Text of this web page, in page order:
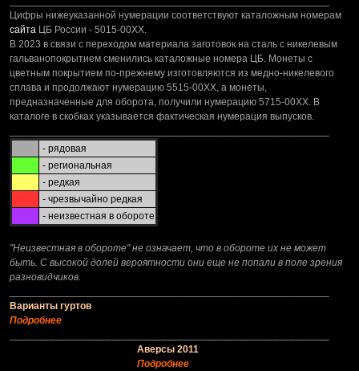
Цифры нижеуказанной нумерации соответствуют каталожным номерам
сайта ЦБ России - 5015-00XX.
В 2023 в связи с переходом материала заготовок на сталь с никелевым
гальванопокрытием сменились каталожные номера ЦБ. Монеты с
цветным покрытием по-прежнему изготовляются из медно-никелевого
сплава и продолжают нумерацию 5515-00ХХ, а монеты,
предназначенные для оборота, получили нумерацию 5715-00ХХ. В
каталоге в скобках указывается фактическая нумерация выпусков.
- рядовая
- региональная
- редкая
- чрезвычайно редкая
- неизвестная в обороте
"Неизвестная в обороте" не означает, что в обороте их не может
быть. С высокой долей вероятности они еще не попали в поле зрения
разновидчиков.
Варианты гуртов
Подробнее
Аверсы 2011
Подробнее